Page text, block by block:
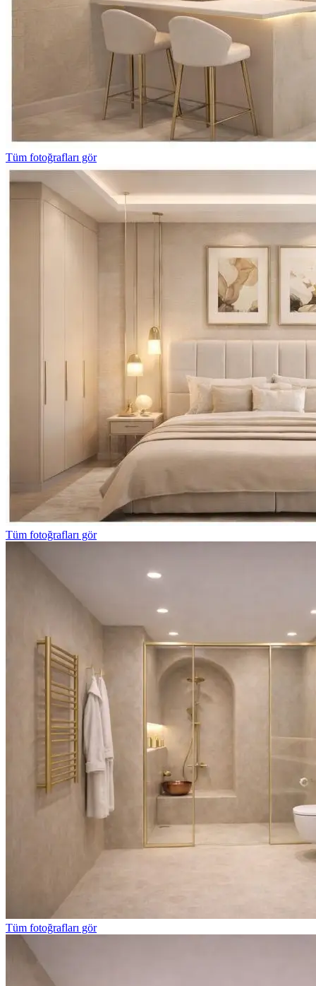
Tüm fotoğrafları gör
Tüm fotoğrafları gör
Tüm fotoğrafları gör